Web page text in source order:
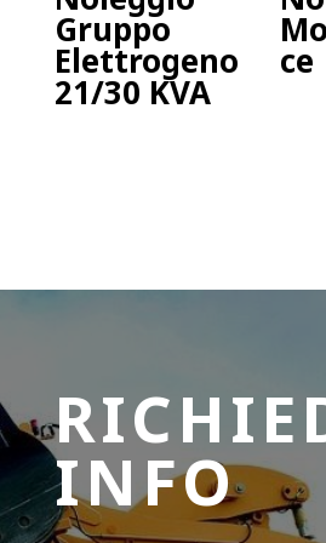
Gruppo
Elettrogeno
21/30 KVA
ce
INFO